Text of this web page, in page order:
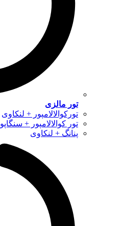
تور مالزی
تورکوالالامپور + لنکاوی
تور کوالالامپور + سنگاپور
پنانگ + لنکاوی